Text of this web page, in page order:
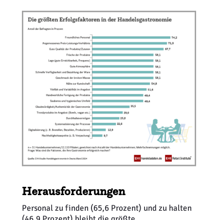
Herausforderungen
Personal zu finden (65,6 Prozent) und zu halten